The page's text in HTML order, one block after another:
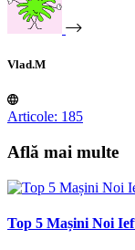
Vlad.M
Articole: 185
Află mai multe
Top 5 Mașini Noi